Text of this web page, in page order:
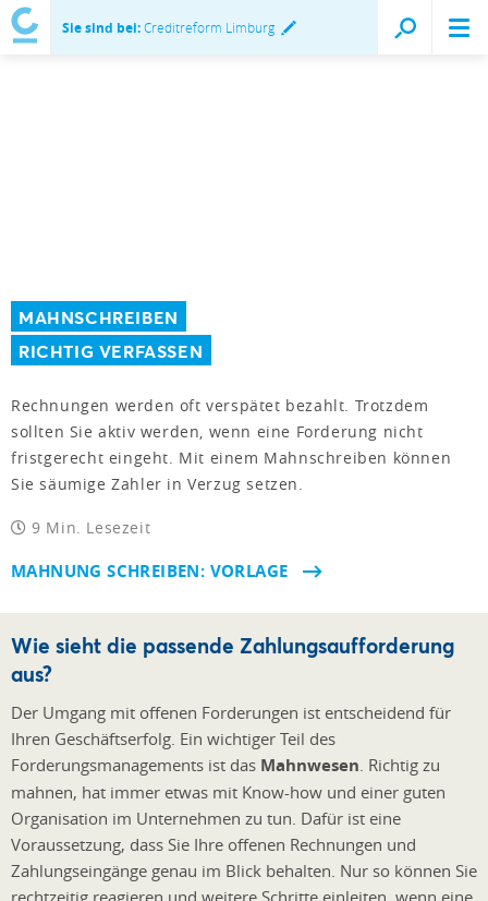
Sie sind bei:Creditreform Limburg
MAHNSCHREIBEN
RICHTIG VERFASSEN
Rechnungen werden oft verspätet bezahlt. Trotzdem
sollten Sie aktiv werden, wenn eine Forderung nicht
fristgerecht eingeht. Mit einem Mahnschreiben können
Sie säumige Zahler in Verzug setzen.
9 Min. Lesezeit
MAHNUNG SCHREIBEN: VORLAGE
Wie sieht die passende Zahlungsaufforderung
aus?
Der Umgang mit offenen Forderungen ist entscheidend für
Ihren Geschäftserfolg. Ein wichtiger Teil des
Forderungsmanagements ist das Mahnwesen . Richtig zu
mahnen, hat immer etwas mit Know-how und einer guten
Organisation im Unternehmen zu tun. Dafür ist eine
Voraussetzung, dass Sie Ihre offenen Rechnungen und
Zahlungseingänge genau im Blick behalten. Nur so können Sie
rechtzeitig reagieren und weitere Schritte einleiten, wenn eine